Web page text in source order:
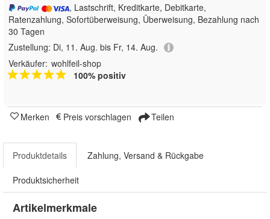
, Lastschrift, Kreditkarte, Debitkarte,
Ratenzahlung, Sofortüberweisung, Überweisung, Bezahlung nach
30 Tagen
Zustellung: Di, 11. Aug. bis Fr, 14. Aug.
Verkäufer: wohlfeil-shop
100% positiv
Merken Preis vorschlagen Teilen
Produktdetails Zahlung, Versand & Rückgabe
Produktsicherheit
Artikelmerkmale